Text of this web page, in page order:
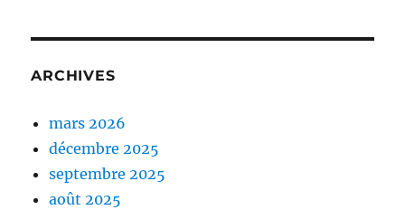
ARCHIVES
mars 2026
décembre 2025
septembre 2025
août 2025